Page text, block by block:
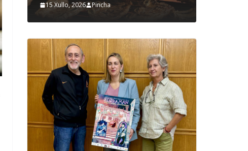
15 Xullo, 2026 Pincha